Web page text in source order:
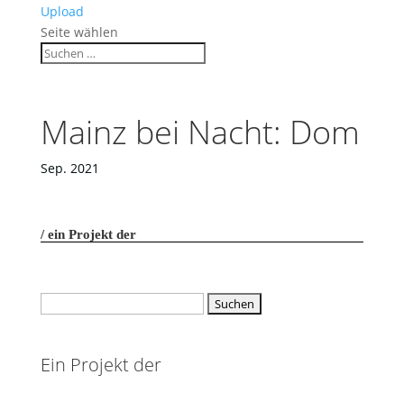
Upload
Seite wählen
Mainz bei Nacht: Dom
Sep. 2021
ein Projekt der
Ein Projekt der